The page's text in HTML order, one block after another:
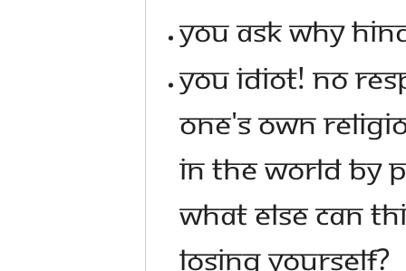
You ask why
you idiot! No
one's own
in the world by
what else can
losing yourself?